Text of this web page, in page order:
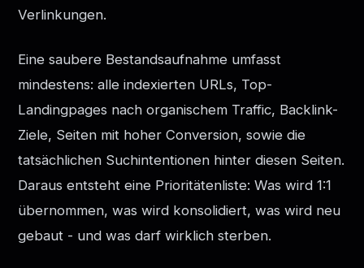
Verlinkungen.
Eine saubere Bestandsaufnahme umfasst
mindestens: alle indexierten URLs, Top-
Landingpages nach organischem Traffic, Backlink-
Ziele, Seiten mit hoher Conversion, sowie die
tatsächlichen Suchintentionen hinter diesen Seiten.
Daraus entsteht eine Prioritätenliste: Was wird 1:1
übernommen, was wird konsolidiert, was wird neu
gebaut - und was darf wirklich sterben.